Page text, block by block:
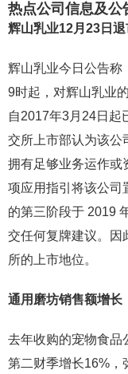
热点公司信息及公
辉山乳业12月23日退
辉山乳业今日公告称
9时起，对辉山乳业
自2017年3月24日起
交所上市部认为该公
拥有足够业务运作或
项应用指引将该公司
的第三阶段于 2019
交任何复牌建议。因
所的上市地位。
通用磨坊销售额增长
去年收购的宠物食品
第二财季增长16%，